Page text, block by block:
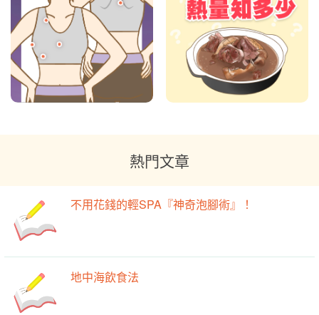
熱門文章
不用花錢的輕SPA『神奇泡腳術』！
地中海飲食法